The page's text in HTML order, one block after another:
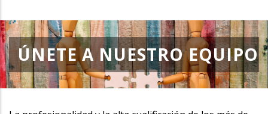
enlaces
de
ayuda
a
ÚNETE A NUESTRO EQUIPO